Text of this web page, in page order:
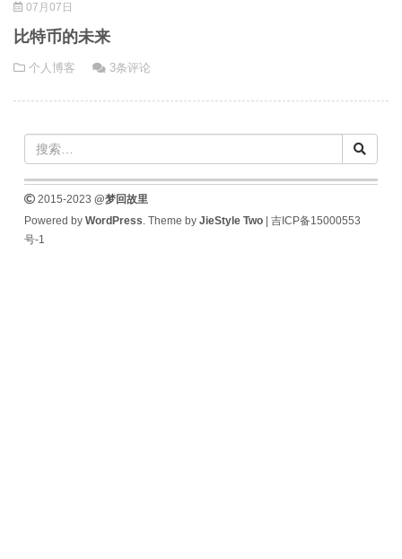
夏
07月07日
比特币的未来
个人博客 3条评论
2015-2023 @梦回故里
Powered by WordPress. Theme by JieStyle Two| 吉ICP备15000553
号-1